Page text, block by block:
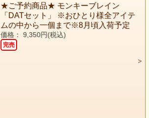
★ご予約商品★ モンキーブレイン
「DATセット」 ※おひとり様全アイテ
ムの中から一個まで※8月頃入荷予定
価格： 9,350円(税込)
完売